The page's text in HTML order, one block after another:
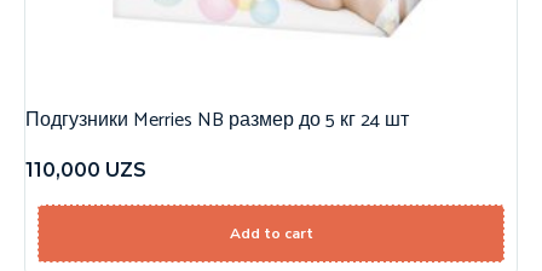
Подгузники Merries NB размер до 5 кг 24 шт
110,000 UZS
Add to cart